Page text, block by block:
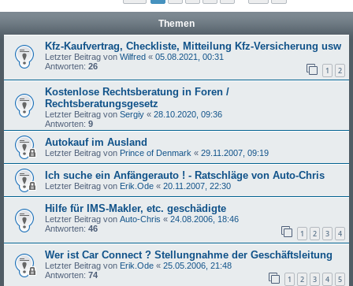
Themen
Kfz-Kaufvertrag, Checkliste, Mitteilung Kfz-Versicherung usw
Letzter Beitrag von Wilfred « 05.08.2021, 00:31
Antworten: 26 1 2
Kostenlose Rechtsberatung in Foren /
Rechtsberatungsgesetz
Letzter Beitrag von Sergiy « 28.10.2020, 09:36
Antworten: 9
Autokauf im Ausland
Letzter Beitrag von Prince of Denmark « 29.11.2007, 09:19
Ich suche ein Anfängerauto ! - Ratschläge von Auto-Chris
Letzter Beitrag von Erik.Ode « 20.11.2007, 22:30
Hilfe für IMS-Makler, etc. geschädigte
Letzter Beitrag von Auto-Chris « 24.08.2006, 18:46
Antworten: 46 1 2 3 4
Wer ist Car Connect ? Stellungnahme der Geschäftsleitung
Letzter Beitrag von Erik.Ode « 25.05.2006, 21:48
Antworten: 74 1 2 3 4 5